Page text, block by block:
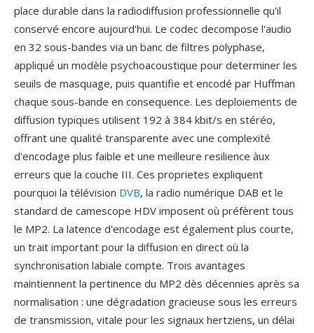
place durable dans la radiodiffusion professionnelle qu'il
conservé encore aujourd'hui. Le codec decompose l'audio
en 32 sous-bandes via un banc de filtres polyphase,
appliqué un modèle psychoacoustique pour determiner les
seuils de masquage, puis quantifie et encodé par Huffman
chaque sous-bande en consequence. Les deploiements de
diffusion typiques utilisent 192 à 384 kbit/s en stéréo,
offrant une qualité transparente avec une complexité
d'encodage plus faible et une meilleure resilience àux
erreurs que la couche III. Ces proprietes expliquent
pourquoi la télévision DVB, la radio numérique DAB et le
standard de camescope HDV imposent où préfèrent tous
le MP2. La latence d'encodage est également plus courte,
un trait important pour la diffusion en direct où la
synchronisation labiale compte. Trois avantages
maintiennent la pertinence du MP2 dès décennies après sa
normalisation : une dégradation gracieuse sous les erreurs
de transmission, vitale pour les signaux hertziens, un délai